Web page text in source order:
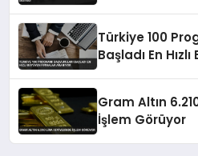
Türkiye 100
Başladı En
Gram Altın
İşlem Görüyor